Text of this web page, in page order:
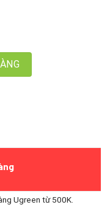
Đúc Sẵn Dài 0,5M (
Ugreen từ 500K.